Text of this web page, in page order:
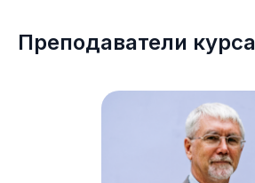
Преподаватели курса